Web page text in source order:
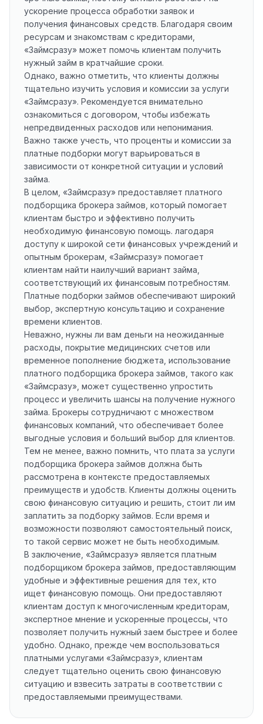
ускорение процесса обработки заявок и
получения финансовых средств. Благодаря своим
ресурсам и знакомствам с кредиторами,
«Займсразу» может помочь клиентам получить
нужный займ в кратчайшие сроки.
Однако, важно отметить, что клиенты должны
тщательно изучить условия и комиссии за услуги
«Займсразу». Рекомендуется внимательно
ознакомиться с договором, чтобы избежать
непредвиденных расходов или непонимания.
Важно также учесть, что проценты и комиссии за
платные подборки могут варьироваться в
зависимости от конкретной ситуации и условий
займа.
В целом, «Займсразу» предоставляет платного
подборщика брокера займов, который помогает
клиентам быстро и эффективно получить
необходимую финансовую помощь. лагодаря
доступу к широкой сети финансовых учреждений и
опытным брокерам, «Займсразу» помогает
клиентам найти наилучший вариант займа,
соответствующий их финансовым потребностям.
Платные подборки займов обеспечивают широкий
выбор, экспертную консультацию и сохранение
времени клиентов.
Неважно, нужны ли вам деньги на неожиданные
расходы, покрытие медицинских счетов или
временное пополнение бюджета, использование
платного подборщика брокера займов, такого как
«Займсразу», может существенно упростить
процесс и увеличить шансы на получение нужного
займа. Брокеры сотрудничают с множеством
финансовых компаний, что обеспечивает более
выгодные условия и больший выбор для клиентов.
Тем не менее, важно помнить, что плата за услуги
подборщика брокера займов должна быть
рассмотрена в контексте предоставляемых
преимуществ и удобств. Клиенты должны оценить
свою финансовую ситуацию и решить, стоит ли им
заплатить за подборку займов. Если время и
возможности позволяют самостоятельный поиск,
то такой сервис может не быть необходимым.
В заключение, «Займсразу» является платным
подборщиком брокера займов, предоставляющим
удобные и эффективные решения для тех, кто
ищет финансовую помощь. Они предоставляют
клиентам доступ к многочисленным кредиторам,
экспертное мнение и ускоренные процессы, что
позволяет получить нужный заем быстрее и более
удобно. Однако, прежде чем воспользоваться
платными услугами «Займсразу», клиентам
следует тщательно оценить свою финансовую
ситуацию и взвесить затраты в соответствии с
предоставляемыми преимуществами.